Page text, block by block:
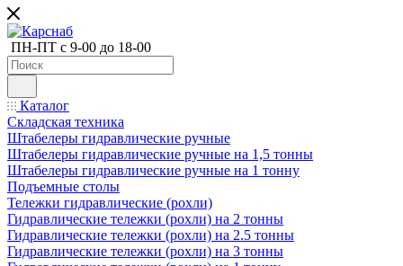
ПН-ПТ с 9-00 до 18-00
Каталог
Складская техника
Штабелеры гидравлические ручные
Штабелеры гидравлические ручные на 1,5 тонны
Штабелеры гидравлические ручные на 1 тонну
Подъемные столы
Тележки гидравлические (рохли)
Гидравлические тележки (рохли) на 2 тонны
Гидравлические тележки (рохли) на 2.5 тонны
Гидравлические тележки (рохли) на 3 тонны